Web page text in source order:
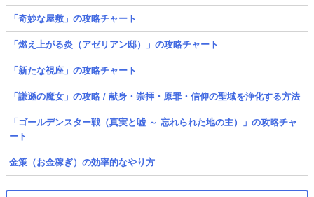
「奇妙な屋敷」の攻略チャート
「燃え上がる炎（アゼリアン邸）」の攻略チャート
「新たな視座」の攻略チャート
「謙遜の魔女」の攻略 / 献身・崇拝・原罪・信仰の聖域を浄化する方法
「ゴールデンスター戦（真実と嘘 ～ 忘れられた地の主）」の攻略チャ
ート
金策（お金稼ぎ）の効率的なやり方